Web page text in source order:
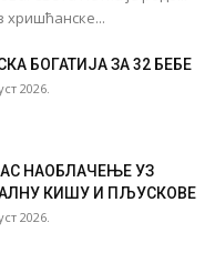
хришћанске...
БОГАТИЈА ЗА 32 БЕБЕ
2026.
НАОБЛАЧЕЊЕ УЗ
КИШУ И ПЉУСКОВЕ
2026.